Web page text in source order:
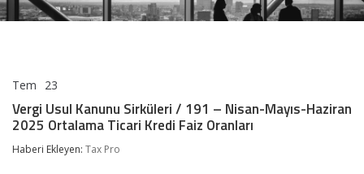
Tem 23
Kanunu
Sirküleri
191
Vergi Usul Kanunu Sirküleri / 191 – Nisan-Mayıs-Haziran
2025 Ortalama Ticari Kredi Faiz Oranları
Haberi Ekleyen: Tax Pro